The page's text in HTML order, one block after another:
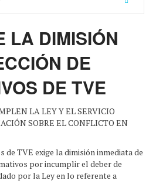
LA DIMISIÓN
DE
DE TVE
LA LEY Y EL SERVICIO
SOBRE EL CONFLICTO EN
de TVE exige la dimisión inmediata de
por incumplir el deber de
por la Ley en lo referente a